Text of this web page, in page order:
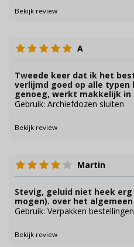
Bekijk review
A
Tweede keer dat ik het
verlijmd goed op alle typen
genoeg, werkt makkelijk in
Gebruik: Archiefdozen sluiten
Bekijk review
Martin
Stevig, geluid niet heek
mogen). over het
Gebruik: Verpakken
Bekijk review